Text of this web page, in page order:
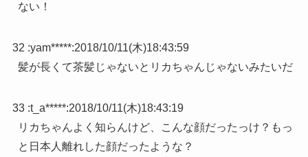
ない！
32 :yam*****:2018/10/11(木)18:43:59
髪が長くて茶髪じゃないとリカちゃんじゃないみたいだ
33 :t_a*****:2018/10/11(木)18:43:19
リカちゃんよく知らんけど、こんな顔だったっけ？もっ
と日本人離れした顔だったような？